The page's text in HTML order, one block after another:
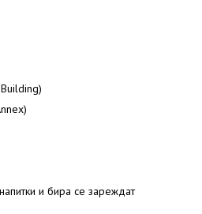
и бира се зареждат